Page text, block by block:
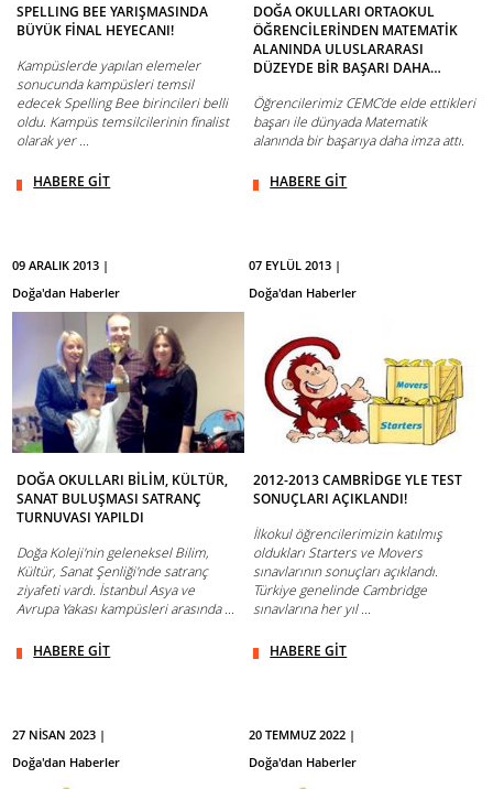
SPELLING BEE YARIŞMASINDA
BÜYÜK FİNAL HEYECANI!
Kampüslerde yapılan elemeler
sonucunda kampüsleri temsil
edecek Spelling Bee birincileri belli
oldu. Kampüs temsilcilerinin finalist
olarak yer ...
HABERE GİT
DOĞA OKULLARI ORTAOKUL
ÖĞRENCİLERİNDEN MATEMATİK
ALANINDA ULUSLARARASI
DÜZEYDE BİR BAŞARI DAHA…
Öğrencilerimiz CEMC’de elde ettikleri
başarı ile dünyada Matematik
alanında bir başarıya daha imza attı.
HABERE GİT
09 ARALIK 2013 |
Doğa'dan Haberler
DOĞA OKULLARI BİLİM, KÜLTÜR,
SANAT BULUŞMASI SATRANÇ
TURNUVASI YAPILDI
Doğa Koleji'nin geleneksel Bilim,
Kültür, Sanat Şenliği'nde satranç
ziyafeti vardı. İstanbul Asya ve
Avrupa Yakası kampüsleri arasında ...
HABERE GİT
07 EYLÜL 2013 |
Doğa'dan Haberler
2012-2013 CAMBRİDGE YLE TEST
SONUÇLARI AÇIKLANDI!
İlkokul öğrencilerimizin katılmış
oldukları Starters ve Movers
sınavlarının sonuçları açıklandı.
Türkiye genelinde Cambridge
sınavlarına her yıl ...
HABERE GİT
27 NİSAN 2023 |
Doğa'dan Haberler
20 TEMMUZ 2022 |
Doğa'dan Haberler